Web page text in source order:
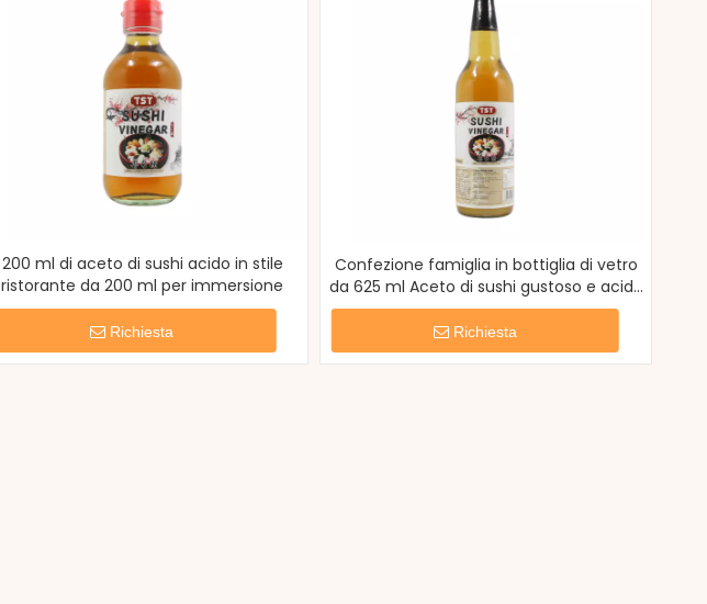
200 ml di aceto di sushi acido in stile
ristorante da 200 ml per immersione
Richiesta
Confezione famiglia in bottiglia di vetro
da 625 ml Aceto di sushi gustoso e acido
preparato
Richiesta